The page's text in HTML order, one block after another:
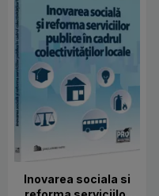
Inovarea sociala si